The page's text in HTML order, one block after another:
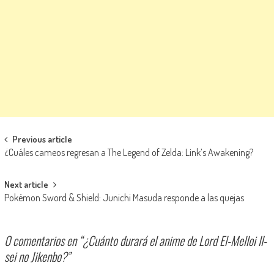
Navegación de entradas
Previous article
¿Cuáles cameos regresan a The Legend of Zelda: Link’s Awakening?
Next article
Pokémon Sword & Shield: Junichi Masuda responde a las quejas
0 comentarios en “¿Cuánto durará el anime de Lord El-Melloi II-
sei no Jikenbo?”